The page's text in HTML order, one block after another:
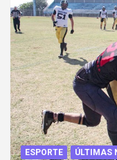
ESPORTE ÚLTIMAS